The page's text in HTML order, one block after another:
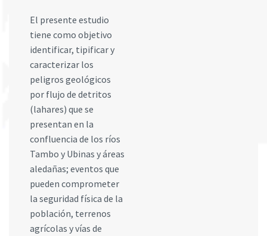
El presente estudio
tiene como objetivo
identificar, tipificar y
caracterizar los
peligros geológicos
por flujo de detritos
(lahares) que se
presentan en la
confluencia de los ríos
Tambo y Ubinas y áreas
aledañas; eventos que
pueden comprometer
la seguridad física de la
población, terrenos
agrícolas y vías de